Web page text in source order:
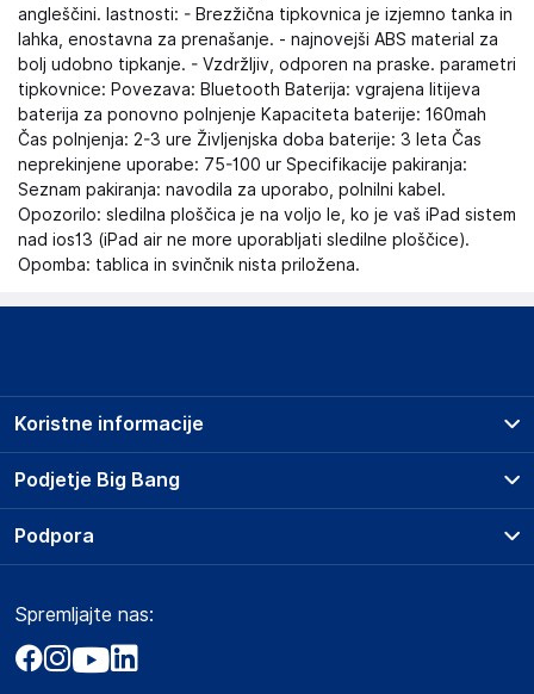
angleščini. lastnosti: - Brezžična tipkovnica je izjemno tanka in
lahka, enostavna za prenašanje. - najnovejši ABS material za
bolj udobno tipkanje. - Vzdržljiv, odporen na praske. parametri
tipkovnice: Povezava: Bluetooth Baterija: vgrajena litijeva
baterija za ponovno polnjenje Kapaciteta baterije: 160mah
Čas polnjenja: 2-3 ure Življenjska doba baterije: 3 leta Čas
neprekinjene uporabe: 75-100 ur Specifikacije pakiranja:
Seznam pakiranja: navodila za uporabo, polnilni kabel.
Opozorilo: sledilna ploščica je na voljo le, ko je vaš iPad sistem
nad ios13 (iPad air ne more uporabljati sledilne ploščice).
Opomba: tablica in svinčnik nista priložena.
Podjetje Big Bang
O podjetju
Obvestila za javnost
Akt o digitalnih storitvah
Koristne informacije
Prodajna mesta
Storitve
Dostava, vnos in odvoz
Zavarovanje izdelkov
Podpora
Marketplace
Kako oddati naročilo?
Spremljajte nas: